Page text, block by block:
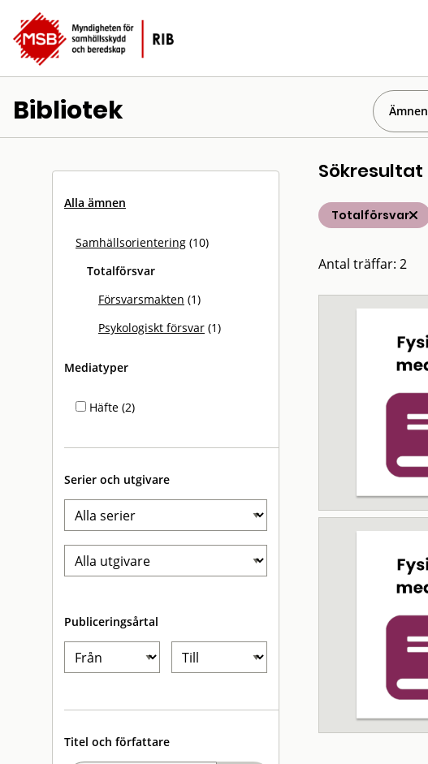
Bibliotek Ämnen
Alla ämnen
Samhällsorientering (10)
Totalförsvar
Försvarsmakten (1)
Psykologiskt försvar (1)
Mediatyper
Häfte (2)
Serier och utgivare
Publiceringsårtal
Titel och författare
Sökresultat
Totalförsvar
Antal träffar: 2